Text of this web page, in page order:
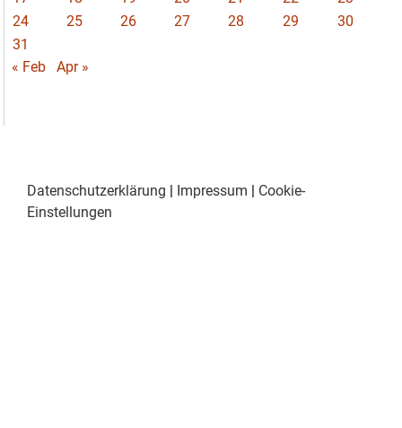
24
25 26 27 28 29
30
31
« Feb
Apr »
Datenschutzerklärung Impressum
Cookie-
Einstellungen